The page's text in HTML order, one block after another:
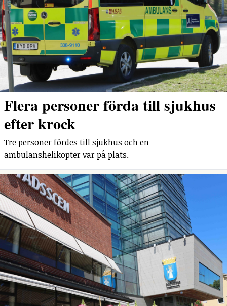
Flera personer förda till sjukhus
efter krock
Tre personer fördes till sjukhus och en
ambulanshelikopter var på plats.